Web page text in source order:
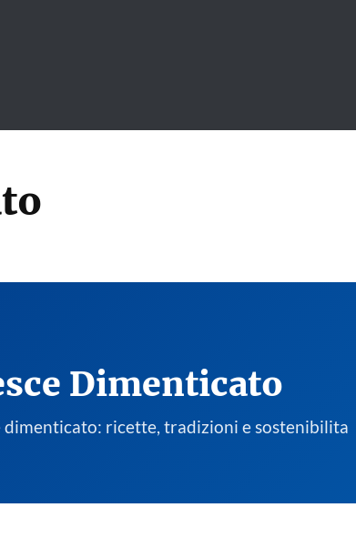
Dimenticato
dimenticato: ricette, tradizioni e sostenibilita